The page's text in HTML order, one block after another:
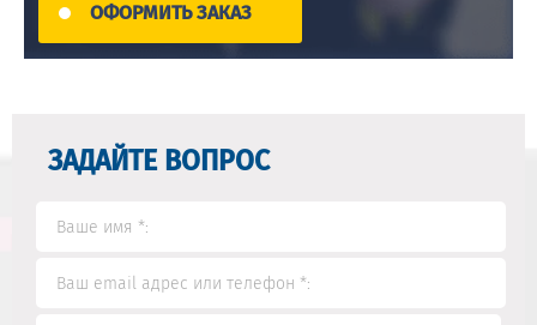
ОФОРМИТЬ ЗАКАЗ
ЗАДАЙТЕ ВОПРОС